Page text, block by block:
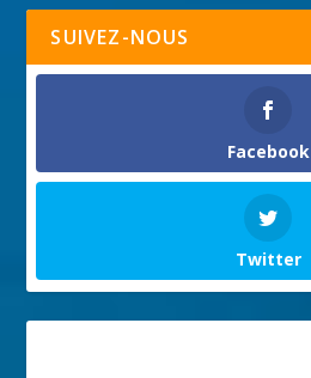
SUIVEZ-NOUS
Facebook
Twitter